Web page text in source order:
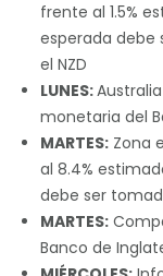
frente al 1.5%
esperada
el NZD
LUNES:
monetaria del
MARTES: Zona
al 8.4%
debe ser
MARTES:
Banco de